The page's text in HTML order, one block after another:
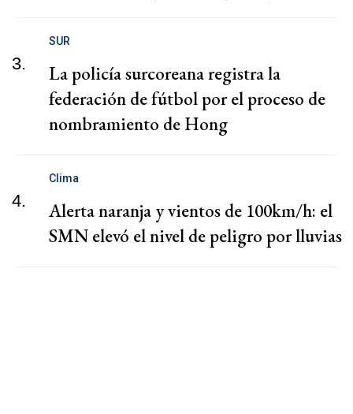
3.
SUR
La policía surcoreana registra la
federación de fútbol por el proceso de
nombramiento de Hong
4.
Clima
Alerta naranja y vientos de 100km/h: el
SMN elevó el nivel de peligro por lluvias